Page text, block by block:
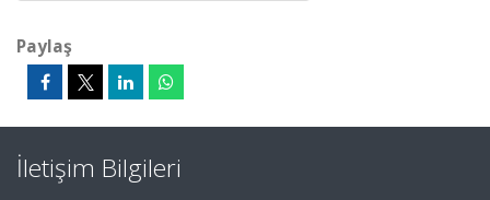
Paylaş
İletişim Bilgileri